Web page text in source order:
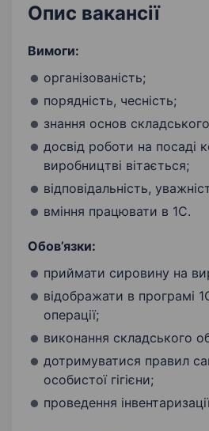
Інвентаризація
Опис вакансії
Вимоги:
організованість;
порядність, чесність;
знання основ
досвід роботи на посаді
виробництві вітається;
відповідальність,
вміння працювати в 1С.
Обов’язки:
приймати сировину на
відображати в програмі
операції;
виконання складського
дотримуватися правил
особистої гігієни;
проведення